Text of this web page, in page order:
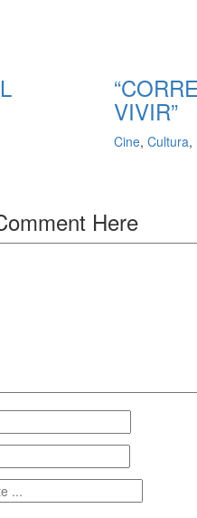
VIVIR”
Cine, Cultura,
Here